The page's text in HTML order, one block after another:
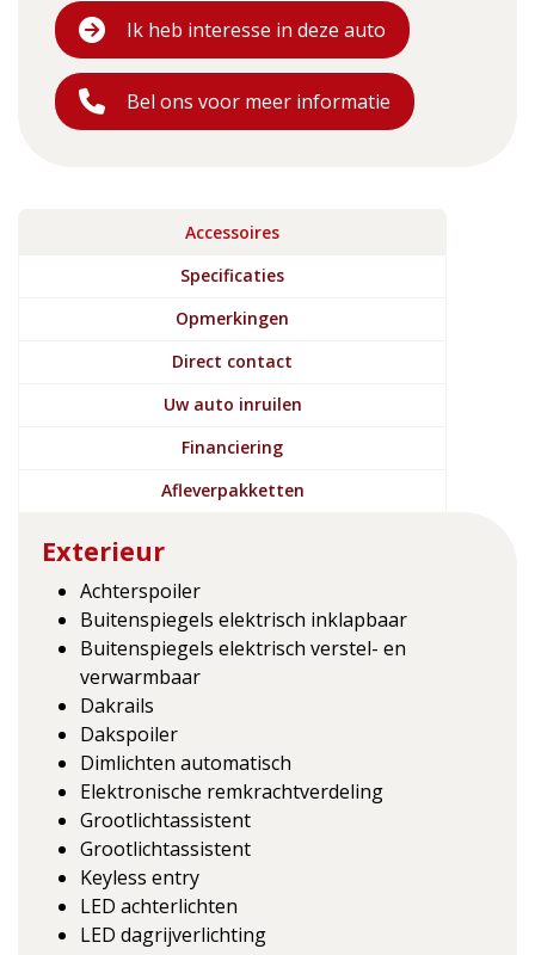
Ik heb interesse in deze auto
Bel ons voor meer informatie
Accessoires
Specificaties
Opmerkingen
Direct contact
Uw auto inruilen
Financiering
Afleverpakketten
Exterieur
Achterspoiler
Buitenspiegels elektrisch inklapbaar
Buitenspiegels elektrisch verstel- en
verwarmbaar
Dakrails
Dakspoiler
Dimlichten automatisch
Elektronische remkrachtverdeling
Grootlichtassistent
Grootlichtassistent
Keyless entry
LED achterlichten
LED dagrijverlichting